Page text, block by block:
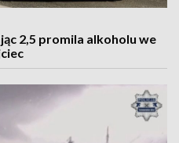
2,5 promila alkoholu we